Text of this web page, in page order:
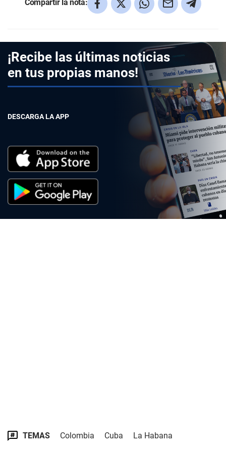
Compartir la nota:
¡Recibe las últimas noticias
en tus propias manos!
DESCARGA LA APP
TEMAS Colombia Cuba La Habana